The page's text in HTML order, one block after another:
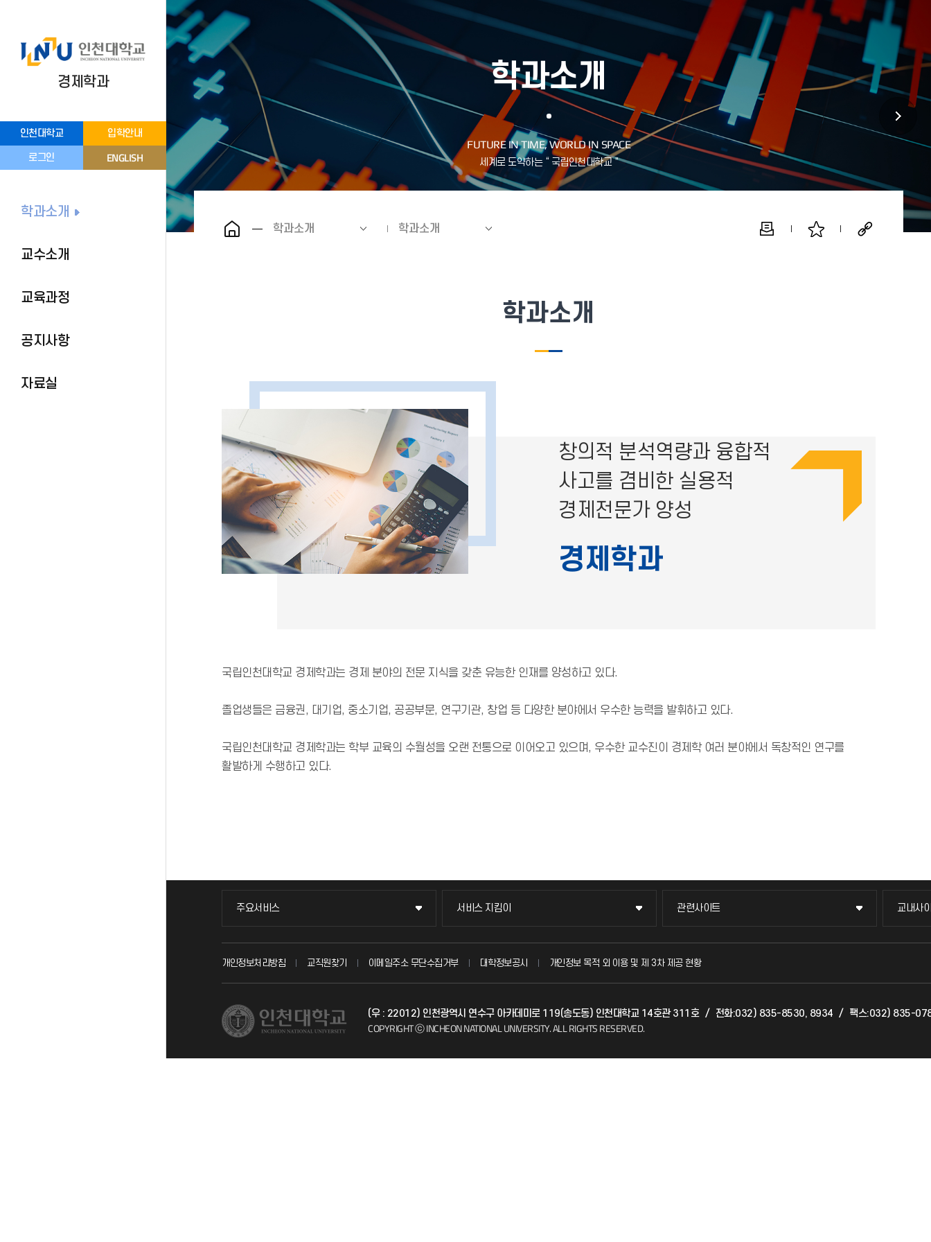
인천대학교 입학안내
로그인 ENGLISH
경제학과
학과소개
교수소개
교육과정
공지사항
자료실
학과소개
학과소개 학과소개
학과소개
창의적 분석역량과 융합적
사고를 겸비한 실용적
경제전문가 양성
경제학과
국립인천대학교 경제학과는 경제 분야의 전문 지식을 갖춘 유능한 인재를 양성하고 있다.
졸업생들은 금융권, 대기업, 중소기업, 공공부문, 연구기관, 창업 등 다양한 분야에서 우수한 능력을 발휘하고 있다.
국립인천대학교 경제학과는 학부 교육의 수월성을 오랜 전통으로 이어오고 있으며, 우수한 교수진이 경제학 여러 분야에서 독창적인 연구를
활발하게 수행하고 있다.
주요서비스
주요서비스
교무회의방송
시설예약
서비스 지킴이
서비스 지킴이
묻고 답하기
자주 묻는 질문(FAQ)
관련사이트
관련사이트
국방헬프콜
산학협력단
교내사
교내사
교수회
국제교
개인정보처리방침 교직원찾기 이메일주소 무단수집거부 대학정보공시 개인정보 목적 외 이용 및 제 3차 제공 현황
(우 : 22012) 인천광역시 연수구 아카데미로 119(송도동) 인천대학교 14호관 311호 / 전화:032) 835-8530, 8934 / 팩스:032) 835-
COPYRIGHT ⓒ INCHEON NATIONAL UNIVERSITY.ALL RIGHTS RESERVED.